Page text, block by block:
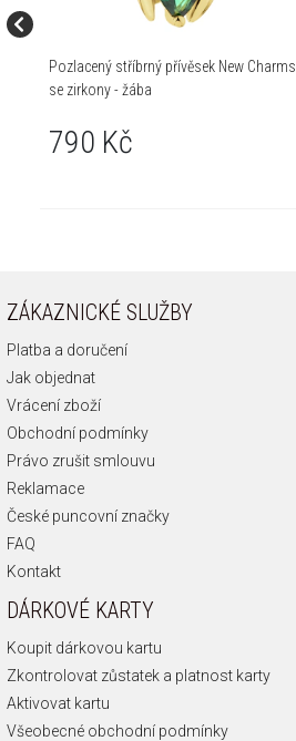
Pozlacený stříbrný přívěsek New Charms
se zirkony - žába
790 Kč
ZÁKAZNICKÉ SLUŽBY
Platba a doručení
Jak objednat
Vrácení zboží
Obchodní podmínky
Právo zrušit smlouvu
Reklamace
České puncovní značky
FAQ
Kontakt
DÁRKOVÉ KARTY
Koupit dárkovou kartu
Zkontrolovat zůstatek a platnost karty
Aktivovat kartu
Všeobecné obchodní podmínky